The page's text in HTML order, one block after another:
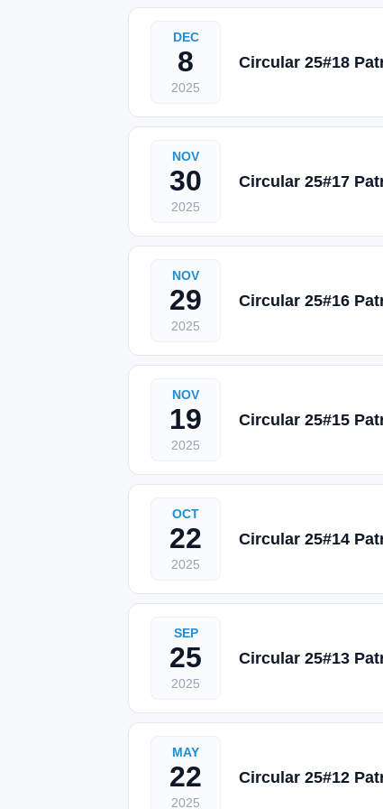
DEC
8
2025
Circular 25#18
NOV
30
2025
Circular 25#17
NOV
29
2025
Circular 25#16
NOV
19
2025
Circular 25#15
OCT
22
2025
Circular 25#14
SEP
25
2025
Circular 25#13
MAY
22
2025
Circular 25#12